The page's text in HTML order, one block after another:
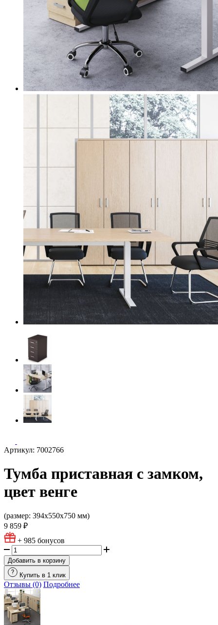
Артикул: 7002766
Тумба приставная с замком,
цвет венге
(размер: 394х550х750 мм)
9 859 ₽
+ 985 бонусов
Добавить в корзину
Купить в 1 клик
Отзывы (0) Подробнее